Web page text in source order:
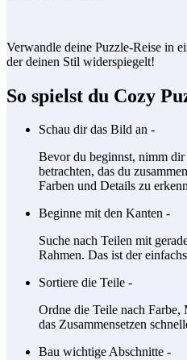
Verwandle deine Puzzle-Reise in
der deinen Stil widerspiegelt!
So spielst du Cozy
Schau dir das Bild an -
Bevor du beginnst, nimm
betrachten, das du
Farben und Details zu
Beginne mit den Kanten -
Suche nach Teilen mit
Rahmen. Das ist der
Sortiere die Teile -
Ordne die Teile nach Farbe,
das Zusammensetzen
Bau wichtige Abschnitte -